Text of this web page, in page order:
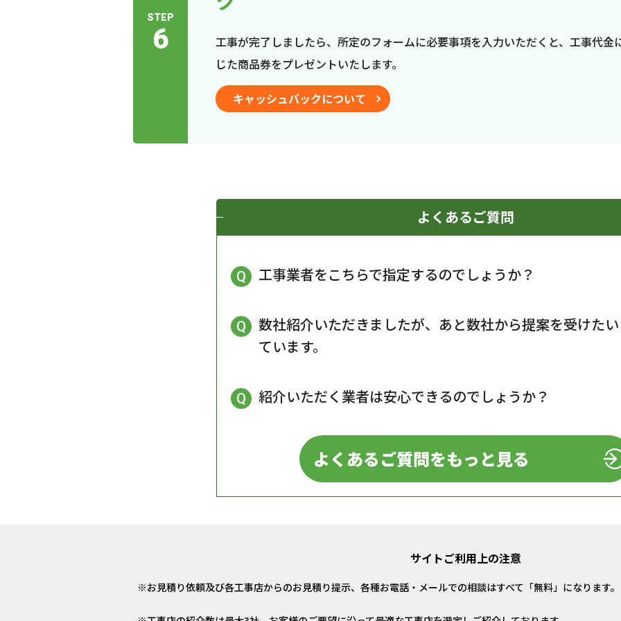
STEP
6
工事が完了しましたら、所定のフォームに必要事項を入力いただくと、工事代金
じた商品券をプレゼントいたします。
キャッシュバックについて
よくあるご質問
工事業者をこちらで指定するのでしょうか？
数社紹介いただきましたが、あと数社から提案を受けた
ています。
紹介いただく業者は安心できるのでしょうか？
よくあるご質問をもっと見る
サイトご利用上の注意
お見積り依頼及び各工事店からのお見積り提示、各種お電話・メールでの相談はすべて「無料」になります。